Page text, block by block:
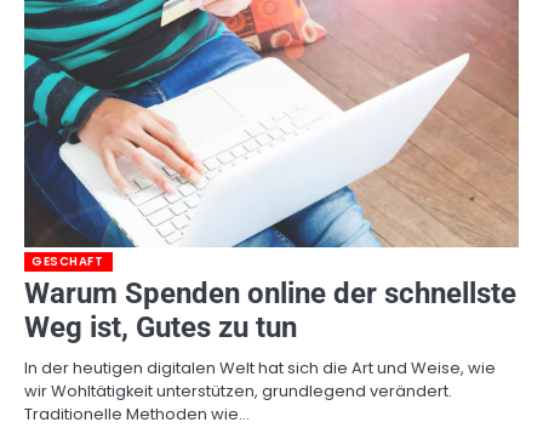
GESCHAFT
Warum Spenden online der schnellste
Weg ist, Gutes zu tun
In der heutigen digitalen Welt hat sich die Art und Weise, wie
wir Wohltätigkeit unterstützen, grundlegend verändert.
Traditionelle Methoden wie…